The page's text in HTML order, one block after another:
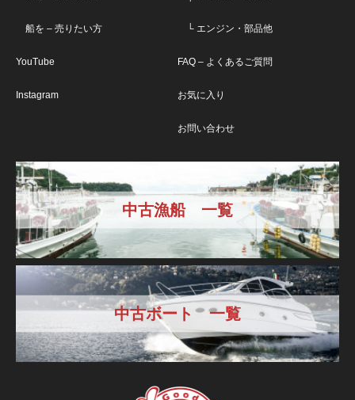
船を – 売りたい方
YouTube
Instagram
└ エンジン・部品他
FAQ – よくあるご質問
お気に入り
お問い合わせ
中古漁船 一覧
中古ボート 一覧